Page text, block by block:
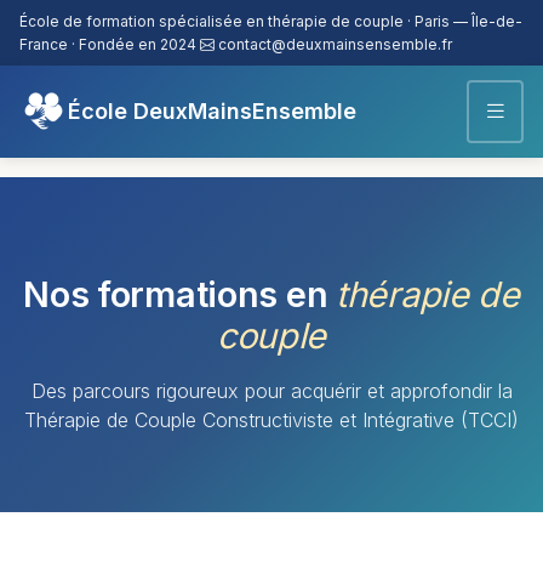
École de formation spécialisée en thérapie de couple · Paris — Île-de-
France · Fondée en 2024 contact@deuxmainsensemble.fr
École DeuxMainsEnsemble
Nos formations en thérapie de
couple
Des parcours rigoureux pour acquérir et approfondir la
Thérapie de Couple Constructiviste et Intégrative (TCCI)